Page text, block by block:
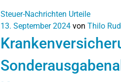
Steuer-Nachrichten Urteile
13. September 2024 von Thilo